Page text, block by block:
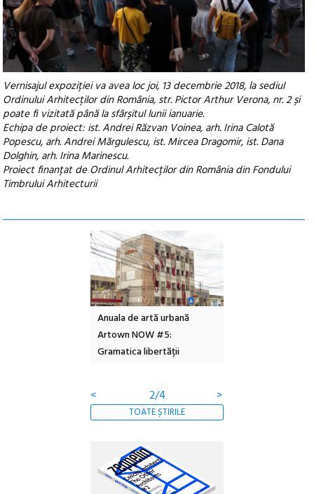
Vernisajul expoziției va avea loc joi, 13 decembrie 2018, la sediul
Ordinului Arhitecților din România, str. Pictor Arthur Verona, nr. 2 și
poate fi vizitată până la sfârșitul lunii ianuarie.
Echipa de proiect: ist. Andrei Răzvan Voinea, arh. Irina Calotă
Popescu, arh. Andrei Mărgulescu, ist. Mircea Dragomir, ist. Dana
Dolghin, arh. Irina Marinescu.
Proiect finanțat de Ordinul Arhitecților din România din Fondului
Timbrului Arhitecturii
Anuala de artă urbană
Artown NOW #5:
Gramatica libertății
< 2/4 >
TOATE ȘTIRILE